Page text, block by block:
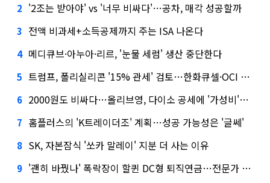
2 '2조는 받아야' vs '너무 비싸다'…공차, 매각 성공할까
3 전액 비과세+소득공제까지 주는 ISA 나온다
4 메디큐브·아누아·리르, '눈물 세럼' 생산 중단한다
5 트럼프, 폴리실리콘 '15% 관세' 검토…한화큐셀·OCI 영향은?
6 2000원도 비싸다…올리브영, 다이소 공세에 '가성비'로 맞불
7 홈플러스의 'K트레이더조' 계획…성공 가능성은 '글쎄'
8 SK, 자본잠식 '쏘카 말레이' 지분 더 사는 이유
9 '괜히 바꿨나' 폭락장이 할퀸 DC형 퇴직연금…전문가 조언은